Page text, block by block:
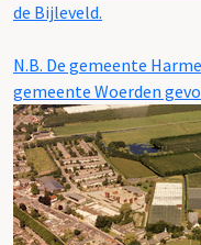
de Bijleveld.
N.B. De gemeente
gemeente Woerden